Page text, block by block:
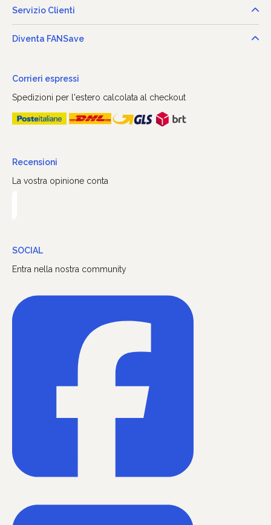
Servizio Clienti
Diventa FANSave
Corrieri espressi
Spedizioni per l'estero calcolata al checkout
Recensioni
La vostra opinione conta
SOCIAL
Entra nella nostra community